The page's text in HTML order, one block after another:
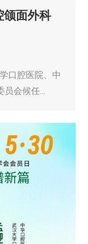
颌面外科
口腔医院、中
员会候任…